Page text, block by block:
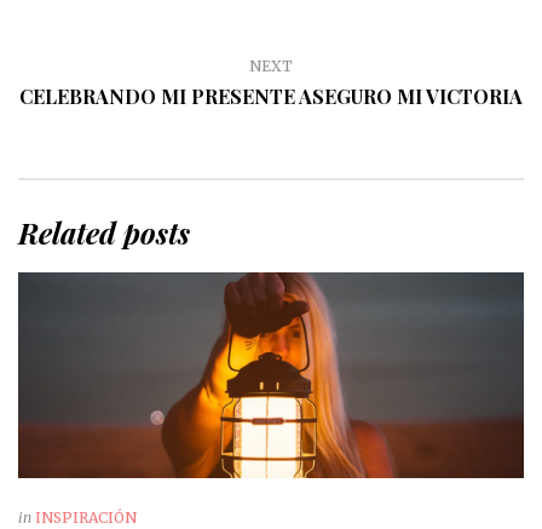
NEXT
CELEBRANDO MI PRESENTE ASEGURO MI VICTORIA
Related posts
in INSPIRACIÓN